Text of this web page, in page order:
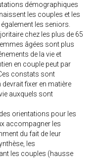
démographiques
les couples et les
les seniors.
chez les plus de 65
âgées sont plus
de la vie et
en couple peut par
constats sont
fixer en matière
auxquels sont
orientations pour les
accompagner les
du fait de leur
les
les couples (hausse